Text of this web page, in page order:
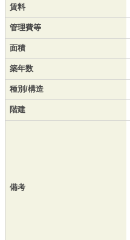
賃料
管理費等
面積
築年数
種別/構造
階建
備考